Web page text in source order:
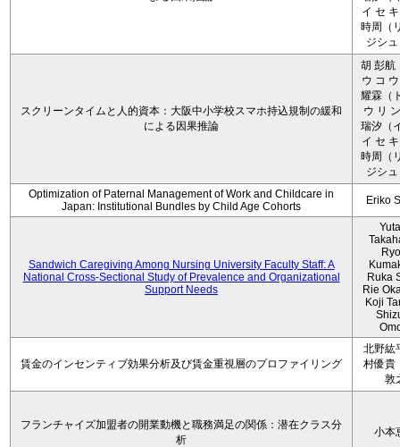
イ セ
時周（
ジシ
スクリーンタイムと人的資本：大阪中小学校スマホ持込規制の緩和
による因果推論
胡 彭航
ウ コ
耀霖（
ウ リ
瑞汐（
イ セ
時周（
ジシ
Optimization of Paternal Management of Work and Childcare in
Japan: Institutional Bundles by Child Age Cohorts
Eriko
Sandwich Caregiving Among Nursing University Faculty Staff: A
National Cross-Sectional Study of Prevalence and Organizational
Support Needs
Ruka
Rie
Koji
賃金のインセンティブ効果分析及び賃金重視層のプロファイリング
北野紘
村優貴
敦
フランチャイズ加盟者の開業動機と職務満足の関係：潜在クラス分
析
小本